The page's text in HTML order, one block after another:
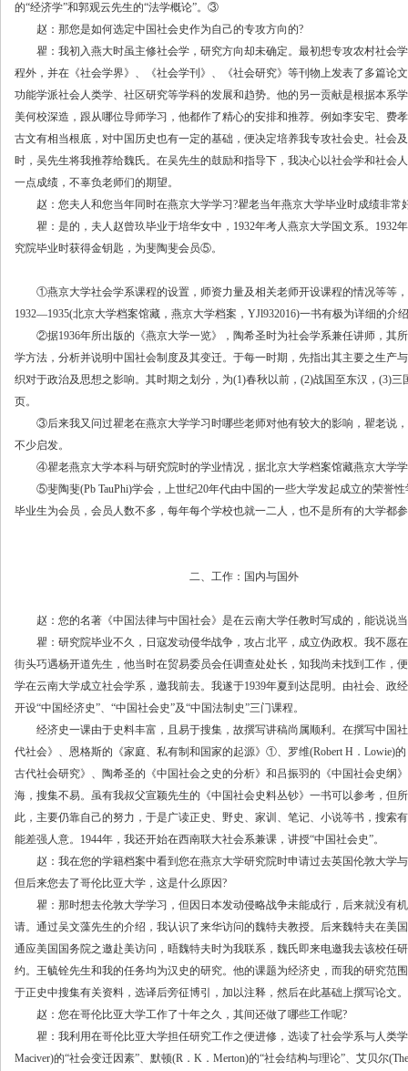
的“经济学”和郭观云先生的“法学概论”。③
赵：那您是如何选定中国社会史作为自己的专攻方向的?
瞿：我初入燕大时虽主修社会学，研究方向却未确定。最初想专攻农村社会
程外，并在《社会学界》、《社会学刊》、《社会研究》等刊物上发表了多篇论
功能学派社会人类学、社区研究等学科的发展和趋势。他的另一贡献是根据本系
美何校深造，跟从哪位导师学习，他都作了精心的安排和推荐。例如李安宅、费
古文有相当根底，对中国历史也有一定的基础，便决定培养我专攻社会史。社会
时，吴先生将我推荐给魏氏。在吴先生的鼓励和指导下，我决心以社会学和社会
一点成绩，不辜负老师们的期望。
赵：您夫人和您当年同时在燕京大学学习?瞿老当年燕京大学毕业时成绩非常
瞿：是的，夫人赵曾玖毕业于培华女中，1932年考人燕京大学国文系。1932
究院毕业时获得金钥匙，为斐陶斐会员⑤。
①燕京大学社会学系课程的设置，师资力量及相关老师开设课程的情况等等，
1932—1935(北京大学档案馆藏，燕京大学档案，YJl932016)一书有极为详细的介
②据1936年所出版的《燕京大学一览》，陶希圣时为社会学系兼任讲师，其所
学方法，分析并说明中国社会制度及其变迁。于每一时期，先指出其主要之生产
织对于政治及思想之影响。其时期之划分，为(1)春秋以前，(2)战国至东汉，(3)
页。
③后来我又问过瞿老在燕京大学学习时哪些老师对他有较大的影响，瞿老说，
不少启发。
④瞿老燕京大学本科与研究院时的学业情况，据北京大学档案馆藏燕京大学学
⑤斐陶斐(Pb TauPhi)学会，上世纪20年代由中国的一些大学发起成立的荣誉
毕业生为会员，会员人数不多，每年每个学校也就一二人，也不是所有的大学都
二、工作：国内与国外
赵：您的名著《中国法律与中国社会》是在云南大学任教时写成的，能说说当
瞿：研究院毕业不久，日寇发动侵华战争，攻占北平，成立伪政权。我不愿
街头巧遇杨开道先生，他当时在贸易委员会任调查处处长，知我尚未找到工作，
学在云南大学成立社会学系，邀我前去。我遂于1939年夏到达昆明。由社会、政
开设“中国经济史”、“中国社会史”及“中国法制史”三门课程。
经济史一课由于史料丰富，且易于搜集，故撰写讲稿尚属顺利。在撰写中国
代社会》、恩格斯的《家庭、私有制和国家的起源》①、罗维(Robert H．Lowie)
古代社会研究》、陶希圣的《中国社会之史的分析》和吕振羽的《中国社会史纲
海，搜集不易。虽有我叔父宣颖先生的《中国社会史料丛钞》一书可以参考，但
此，主要仍靠自己的努力，于是广读正史、野史、家训、笔记、小说等书，搜索
能差强人意。1944年，我还开始在西南联大社会系兼课，讲授“中国社会史”。
赵：我在您的学籍档案中看到您在燕京大学研究院时申请过去英国伦敦大学与
但后来您去了哥伦比亚大学，这是什么原因?
瞿：那时想去伦敦大学学习，但因日本发动侵略战争未能成行，后来就没有
请。通过吴文藻先生的介绍，我认识了来华访问的魏特夫教授。后来魏特夫在美
通应美国国务院之邀赴美访问，晤魏特夫时为我联系，魏氏即来电邀我去该校任
约。王毓铨先生和我的任务均为汉史的研究。他的课题为经济史，而我的研究范
于正史中搜集有关资料，选译后旁征博引，加以注释，然后在此基础上撰写论文。
赵：您在哥伦比亚大学工作了十年之久，其间还做了哪些工作呢?
瞿：我利用在哥伦比亚大学担任研究工作之便进修，选读了社会学系与人类
Maciver)的“社会变迁因素”、默顿(R．K．Merton)的“社会结构与理论”、艾贝尔